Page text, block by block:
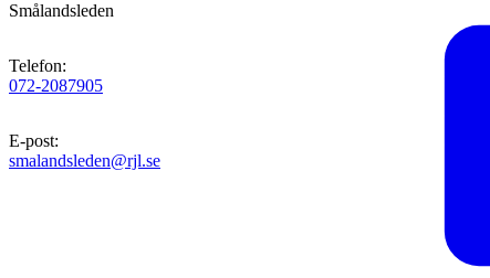
Smålandsleden
Telefon:
072-2087905
E-post:
smalandsleden@rjl.se